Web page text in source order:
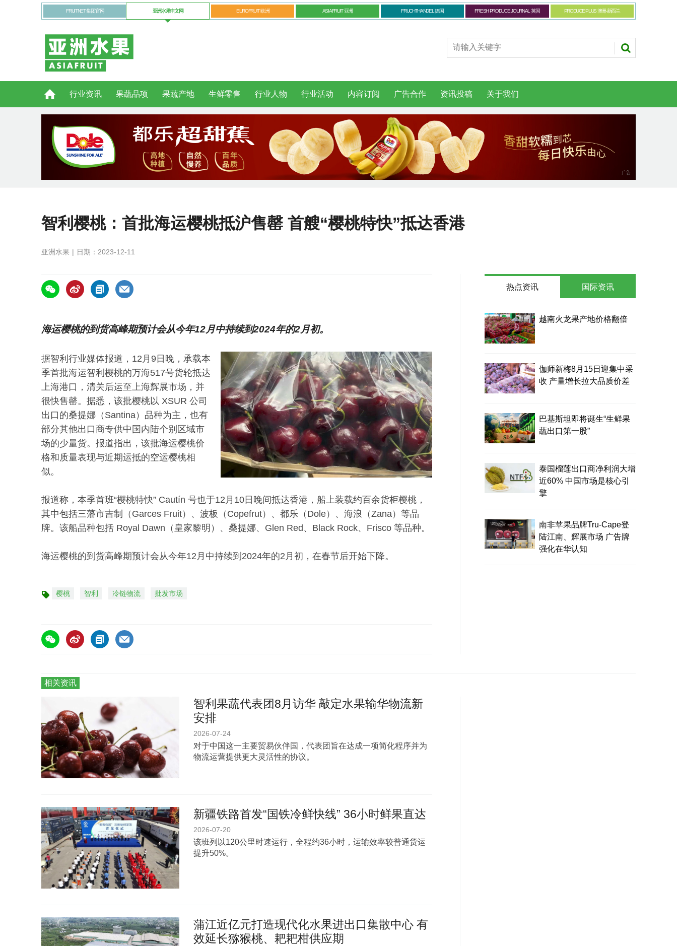
FRUITNET 集团官网 亚洲水果中文网 EUROFRUIT 欧洲 ASIAFRUIT 亚洲 FRUCHTHANDEL 德国 FRESH PRODUCE JOURNAL 英国 PRODUCE PLUS 澳洲-新西兰
行业资讯 果蔬品项 果蔬产地 生鲜零售 行业人物 行业活动 内容订阅 广告合作 资讯投稿 关于我们
智利樱桃：首批海运樱桃抵沪售罄 首艘“樱桃特快”抵达香港
亚洲水果 日期：2023-12-11
https://asiafruitchina.net/26692.html
海运樱桃的到货高峰期预计会从今年12月中持续到2024年的2月初。
据智利行业媒体报道，12月9日晚，承载本
季首批海运智利樱桃的万海517号货轮抵达
上海港口，清关后运至上海辉展市场，并
很快售罄。据悉，该批樱桃以 XSUR 公司
出口的桑提娜（Santina）品种为主，也有
部分其他出口商专供中国内陆个别区域市
场的少量货。报道指出，该批海运樱桃价
格和质量表现与近期运抵的空运樱桃相
似。
报道称，本季首班“樱桃特快” Cautín 号也于12月10日晚间抵达香港，船上装载约百余货柜樱桃，
其中包括三藩市吉制（Garces Fruit）、波板（Copefrut）、都乐（Dole）、海浪（Zana）等品
牌。该船品种包括 Royal Dawn（皇家黎明）、桑提娜、Glen Red、Black Rock、Frisco 等品种。
海运樱桃的到货高峰期预计会从今年12月中持续到2024年的2月初，在春节后开始下降。
标 樱桃 智利 冷链物流 批发市场
热点资讯
越南火龙果产地价格翻倍
伽师新梅8月15日迎集中采
收 产量增长拉大品质价差
巴基斯坦即将诞生“生鲜果
蔬出口第一股”
泰国榴莲出口商净利润大增
近60% 中国市场是核心引
擎
南非苹果品牌Tru-Cape登
陆江南、辉展市场 广告牌
强化在华认知
国际资讯
相关资讯
智利果蔬代表团8月访华 敲定水果输华物流新
安排
2026-07-24
对于中国这一主要贸易伙伴国，代表团旨在达成一项简化程序并为
物流运营提供更大灵活性的协议。
新疆铁路首发“国铁冷鲜快线” 36小时鲜果直达
2026-07-20
该班列以120公里时速运行，全程约36小时，运输效率较普通货运
提升50%。
蒲江近亿元打造现代化水果进出口集散中心 有
效延长猕猴桃、耙耙柑供应期